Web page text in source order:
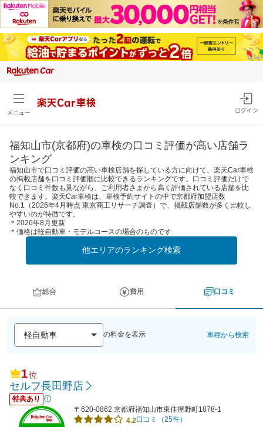
メニュー
楽天Car車検
ログイン
福知山市(京都府)の車検の口コミ評価が高い店舗ラ
ンキング
福知山市で口コミ評価の高い車検店舗を探している方に向けて、楽天Car車検
の掲載店舗を口コミ評価順に比較できるランキングです。口コミ評価だけで
なく口コミ件数も見ながら、ご利用者さまから高く評価されている店舗を比
較できます。楽天Car車検は、車検予約サイトの中で京都府加盟店数
No.1（2026年4月時点 東京商工リサーチ調査）で、掲載店舗数が多く比較し
やすいのが特徴です。
＊2026年8月更新
＊価格は軽自動車・モデルコースの場合のものです
他エリアのランキング検索
総合 費用 口コミ
の料金を表示 車種から検索
1位
セルフ長田野店
特典あり
〒620-0862 京都府福知山市東佳屋野町1878-1
4.2口コミ（25件）